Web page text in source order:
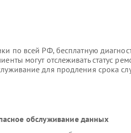
по всей РФ, бесплатную
могут отслеживать статус
для продления срока
обслуживание данных